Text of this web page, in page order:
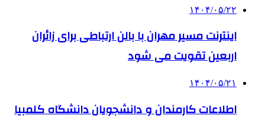
۱۴۰۴/۰۵/۲۲
اینترنت مسیر مهران با بالن ارتباطی برای زائران
اربعین تقویت می شود
۱۴۰۴/۰۵/۲۱
اطلاعات کارمندان و دانشجویان دانشگاه کلمبیا